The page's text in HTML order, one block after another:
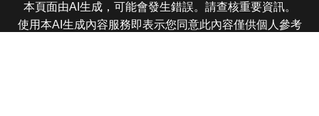
本頁面由AI生成，可能會發生錯誤。請查核重要資訊。
使用本AI生成內容服務即表示您同意此內容僅供個人參考